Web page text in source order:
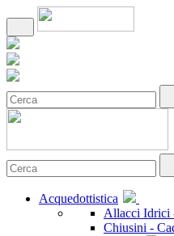
Acquedottistica
Allacci Idrici
Chiusini -